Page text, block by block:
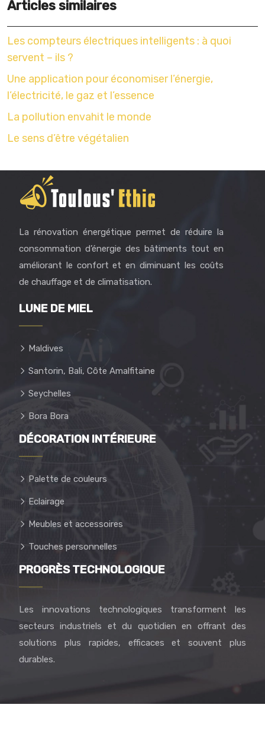
Articles similaires
Les compteurs électriques intelligents : à quoi
servent – ils ?
Une application pour économiser l’énergie,
l’électricité, le gaz et l’essence
La pollution envahit le monde
Le sens d’être végétalien
La rénovation énergétique permet de réduire la
consommation d’énergie des bâtiments tout en
améliorant le confort et en diminuant les coûts
de chauffage et de climatisation.
LUNE DE MIEL
Maldives
Santorin, Bali, Côte Amalfitaine
Seychelles
Bora Bora
DÉCORATION INTÉRIEURE
Palette de couleurs
Eclairage
Meubles et accessoires
Touches personnelles
PROGRÈS TECHNOLOGIQUE
Les innovations technologiques transforment les
secteurs industriels et du quotidien en offrant des
solutions plus rapides, efficaces et souvent plus
durables.